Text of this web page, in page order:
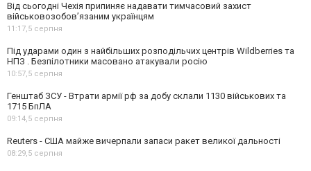
Від сьогодні Чехія припиняє надавати тимчасовий захист
військовозобов’язаним українцям
11:17,5 серпня
Під ударами один з найбільших розподільчих центрів Wildberries та
НПЗ . Безпілотники масовано атакували росію
10:57,5 серпня
Генштаб ЗСУ - Втрати армії рф за добу склали 1130 військових та
1715 БпЛА
09:14,5 серпня
Reuters - США майже вичерпали запаси ракет великої дальності
08:29,5 серпня